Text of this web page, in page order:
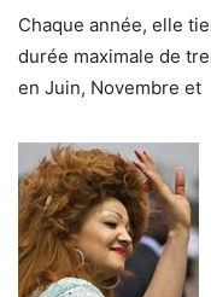
Chaque année, elle
durée maximale de
en Juin, Novembre et